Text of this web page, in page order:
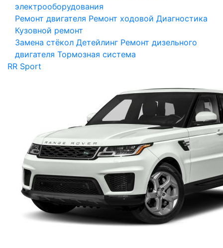
электрооборудования
Ремонт двигателя Ремонт ходовой Диагностика
Кузовной ремонт
Замена стёкол Детейлинг Ремонт дизельного
двигателя Тормозная система
RR Sport